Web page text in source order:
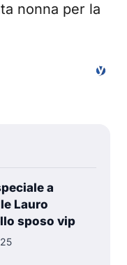
nonna per la
a
Lauro
sposo vip